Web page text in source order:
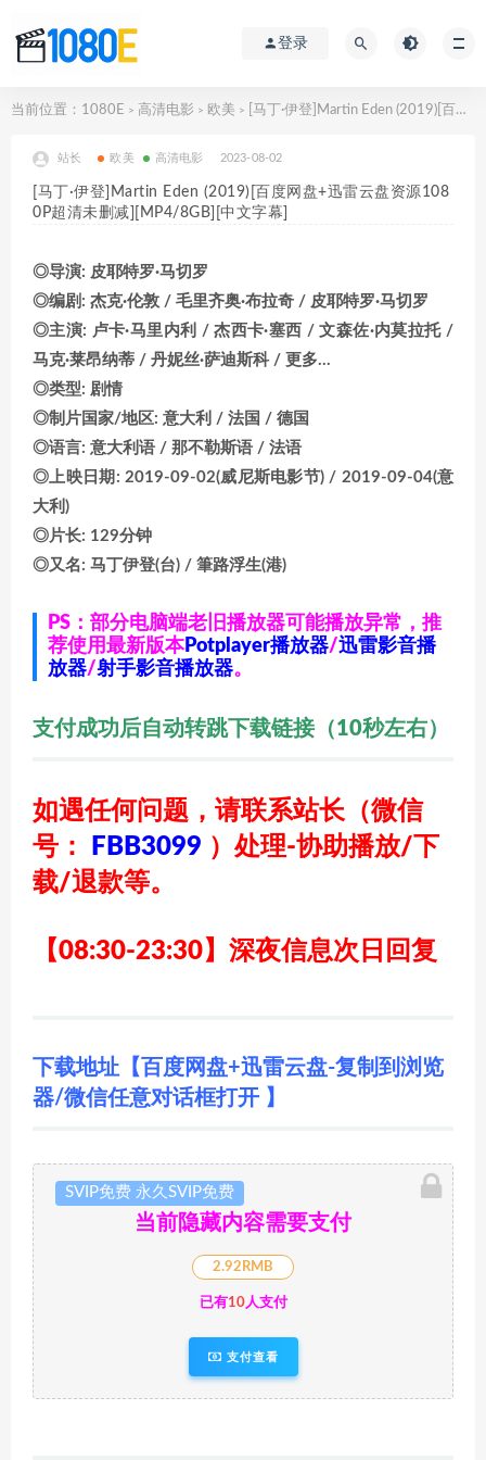
登录
当前位置： 1080E > 高清电影 > 欧美 > [马丁·伊登]Martin Eden (2019)[百度网盘+迅雷云盘资源1080P超清未删减][MP4/8GB][中文字幕]
站长 欧美 高清电影 2023-08-02
[马丁·伊登]Martin Eden (2019)[百度网盘+迅雷云盘资源108
0P超清未删减][MP4/8GB][中文字幕]
◎导演: 皮耶特罗·马切罗
◎编剧: 杰克·伦敦 / 毛里齐奥·布拉奇 / 皮耶特罗·马切罗
◎主演: 卢卡·马里内利 / 杰西卡·塞西 / 文森佐·内莫拉托 /
马克·莱昂纳蒂 / 丹妮丝·萨迪斯科 / 更多…
◎类型: 剧情
◎制片国家/地区: 意大利 / 法国 / 德国
◎语言: 意大利语 / 那不勒斯语 / 法语
◎上映日期: 2019-09-02(威尼斯电影节) / 2019-09-04(意
大利)
◎片长: 129分钟
◎又名: 马丁伊登(台) / 筆路浮生(港)
PS：部分电脑端老旧播放器可能播放异常，推
荐使用最新版本Potplayer播放器/迅雷影音播
放器/射手影音播放器。
支付成功后自动转跳下载链接（10秒左右）
如遇任何问题，请联系站长（微信
号：
FBB3099 ） 处理-协助播放/下
载/退款等。
【08:30-23:30】深夜信息次日回复
下载地址【百度网盘+迅雷云盘-复制到浏览
器/微信任意对话框打开 】
SVIP免费 永久SVIP免费
当前隐藏内容需要支付
2.92RMB
已有10人支付
支付查看